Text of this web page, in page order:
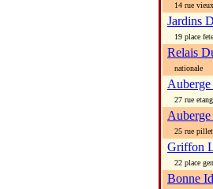
14 rue vieux
Jardins
19 place
Relais
nationale
27 rue
25 rue
Griffon
22 place
Bonne